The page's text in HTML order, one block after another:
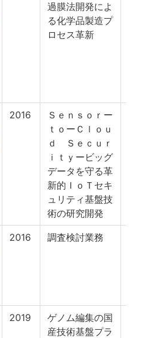
過膜法開発によ
る化学品製造プ
ロセス革新
2016
Ｓｅｎｓｏｒー
ｔｏーＣｌｏｕ
ｄ Ｓｅｃｕｒ
ｉｔｙービッグ
データを守る革
新的ＩｏＴセキ
ュリティ基盤技
術の研究開発
2016 調査検討業務
2019
ゲノム編集の国
産技術基盤プラ